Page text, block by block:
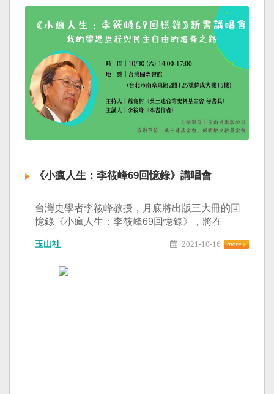
（台中市中區台灣大道一段235號） 報名表單：
https://forms.gle/DjCh8MNDmv2G8Zux6 主辦單
位：財團法人彭明敏文教基金會、玉山社 我喜歡
用最簡單的敘述來表達歷史內容與概念。再者，
我有感於台灣社會大眾普遍缺乏歷史意識，對自
己台灣的歷史極為陌生，我更在乎的是，歷史教
育的推廣，所以致力於書寫大眾化、普及化的台
灣史入門書。—台灣史學者 李筱峰 對台灣史學者
李筱峰教授而言，在國民黨長期的「去台灣化」
第二場講座，由台灣史學者李筱峰教授主講，與
起來思索我們的歷史，關懷台灣未來與過去。
《小瘋人生：李筱峰69回憶錄》講唱會
台灣史學者李筱峰教授，月底將出版三大冊的回
憶錄《小瘋人生：李筱峰69回憶錄》，將在
同來參與。 《小瘋人生：李筱峰69回憶錄》是李
生，隨著台灣社會脈絡下之民主自由一路成長，
玉山社 2021-10-16